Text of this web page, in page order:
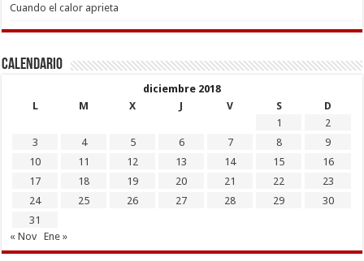
Cuando el calor aprieta
Calendario
diciembre 2018
L
M X J V S
D
1
2
3
4 5 6 7 8
9
10
11 12 13 14 15
16
17
18 19 20 21 22
23
24
25 26 27 28 29
30
31
« Nov
Ene »